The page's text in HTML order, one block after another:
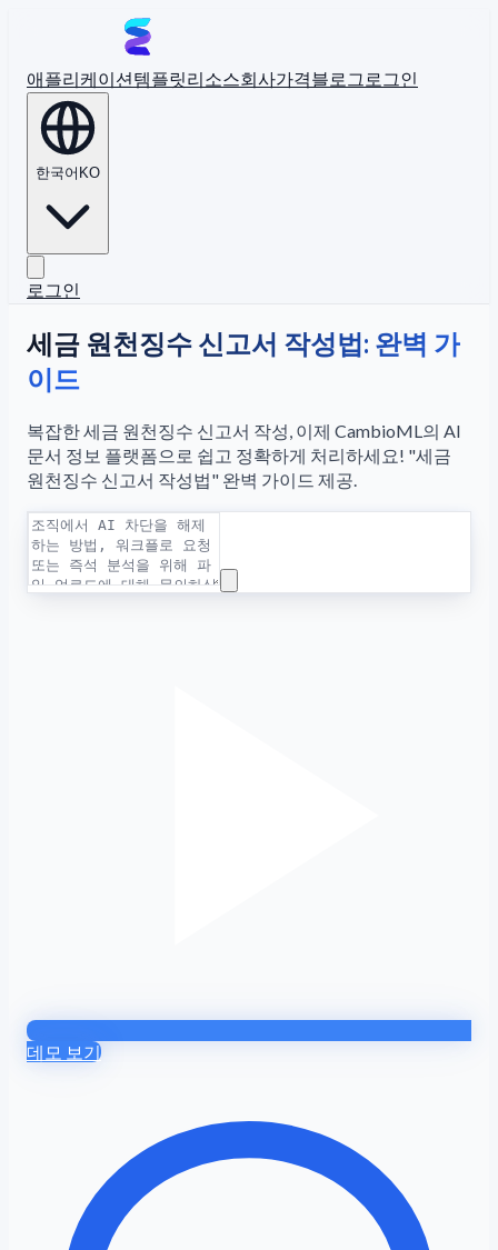
애플리케이션템플릿리소스회사가격블로그 로그인
한국어 KO
로그인
세금 원천징수 신고서 작성법: 완벽 가
이드
복잡한 세금 원천징수 신고서 작성, 이제 CambioML의 AI
문서 정보 플랫폼으로 쉽고 정확하게 처리하세요! "세금
원천징수 신고서 작성법" 완벽 가이드 제공.
데모 보기